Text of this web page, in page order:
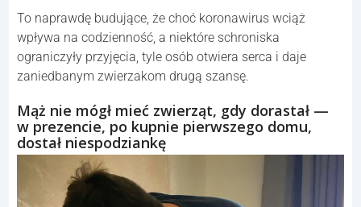
To naprawdę budujące, że choć koronawirus wciąż
wpływa na codzienność, a niektóre schroniska
ograniczyły przyjęcia, tyle osób otwiera serca i daje
zaniedbanym zwierzakom drugą szansę.
Mąż nie mógł mieć zwierząt, gdy dorastał —
w prezencie, po kupnie pierwszego domu,
dostał niespodziankę